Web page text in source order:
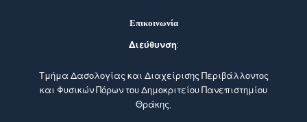
Επικοινωνία
Διεύθυνση:
Τμήμα Δασολογίας και Διαχείρισης Περιβάλλοντος
και Φυσικών Πόρων του Δημοκριτείου Πανεπιστημίου
Θράκης,